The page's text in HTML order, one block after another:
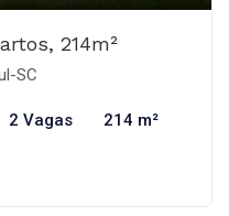
214m²
SC
2 Vagas 214 m²